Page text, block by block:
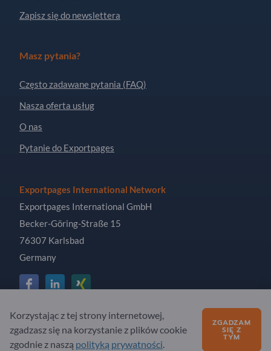
Zapisz się do newslettera
Masz pytania?
Często zadawane pytania (FAQ)
Nasza oferta usług
O nas
Pytanie do Exportpages
Exportpages International Network
Exportpages International GmbH
Becker-Göring-Straße 15
76307 Karlsbad
Germany
Copyright © 2026 Exportpages International GmbH. All
Rights Reserved.
Korzystając z tej strony internetowej,
zgadzasz się na korzystanie z plików cookie
zgodnie z naszą polityką prywatności.
ZGADZAM
SIĘ Z
TYM